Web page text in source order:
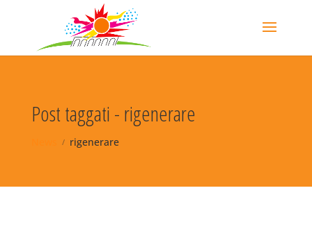
Post taggati - rigenerare
rigenerare